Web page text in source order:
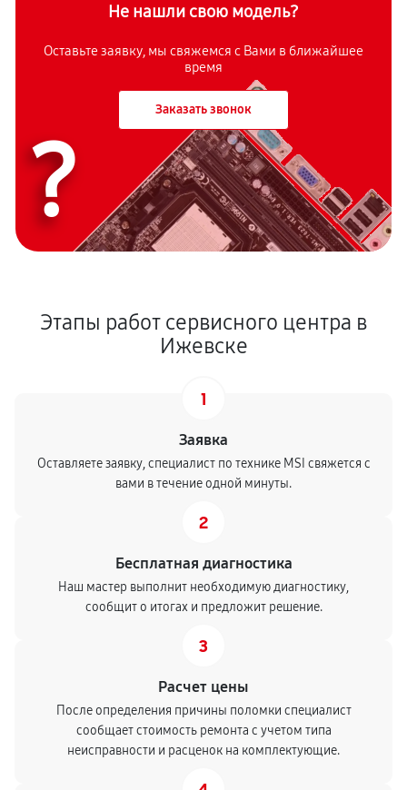
Не нашли свою модель?
Оставьте заявку, мы свяжемся с Вами в ближайшее
время
Заказать звонок
?
Этапы работ сервисного центра в
Ижевске
1
Заявка
Оставляете заявку, специалист по технике MSI свяжется с
вами в течение одной минуты.
2
Бесплатная диагностика
Наш мастер выполнит необходимую диагностику,
сообщит о итогах и предложит решение.
3
Расчет цены
После определения причины поломки специалист
сообщает стоимость ремонта с учетом типа
неисправности и расценок на комплектующие.